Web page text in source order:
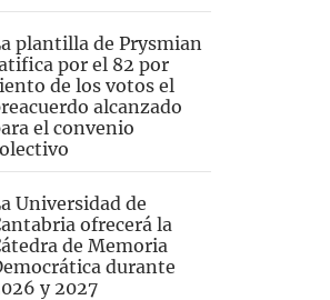
plantilla de Prysmian
por el 82 por
de los votos el
alcanzado
el convenio
Universidad de
ofrecerá la
de Memoria
durante
y 2027